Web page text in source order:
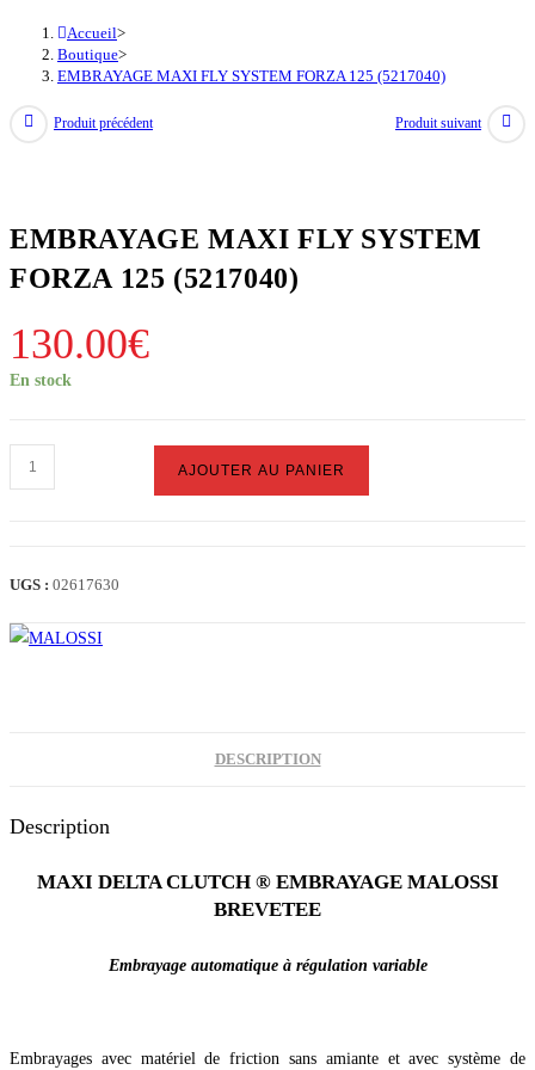
Accueil>
Boutique>
EMBRAYAGE MAXI FLY SYSTEM FORZA 125 (5217040)
Produit précédent Produit suivant
EMBRAYAGE MAXI FLY SYSTEM
FORZA 125 (5217040)
130.00€
En stock
quantité
de
FLY
FORZA
AJOUTER AU PANIER
UGS : 02617630
DESCRIPTION
Description
MAXI DELTA CLUTCH ® EMBRAYAGE MALOSSI
BREVETEE
Embrayage automatique à régulation variable
Embrayages avec matériel de friction sans amiante et avec système de